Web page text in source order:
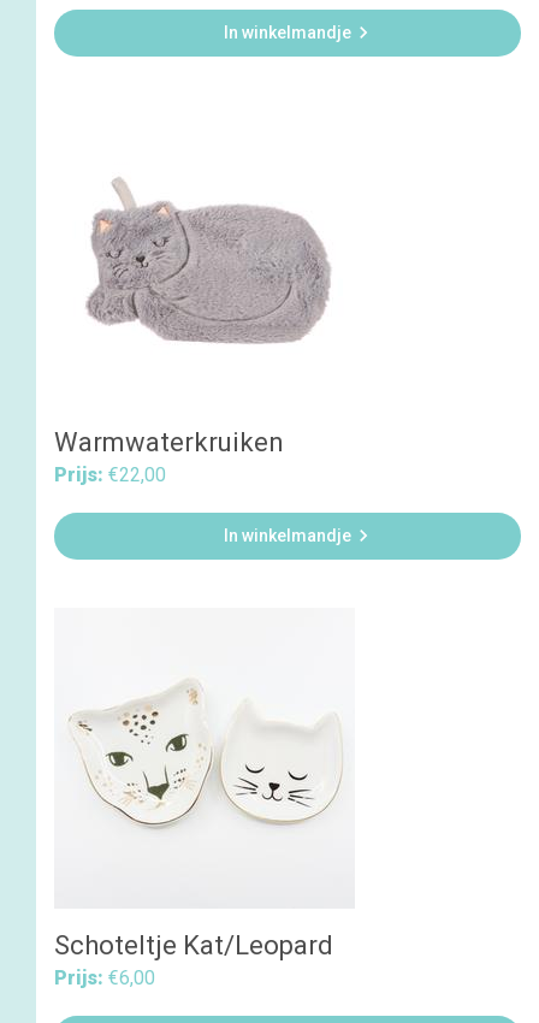
In winkelmandje 
Warmwaterkruiken
Prijs: €22,00
In winkelmandje 
Schoteltje Kat/Leopard
Prijs: €6,00